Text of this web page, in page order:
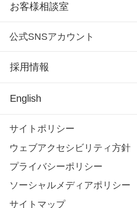
お客様相談室
公式SNSアカウント
採用情報
English
サイトポリシー
ウェブアクセシビリティ方針
プライバシーポリシー
ソーシャルメディアポリシー
サイトマップ